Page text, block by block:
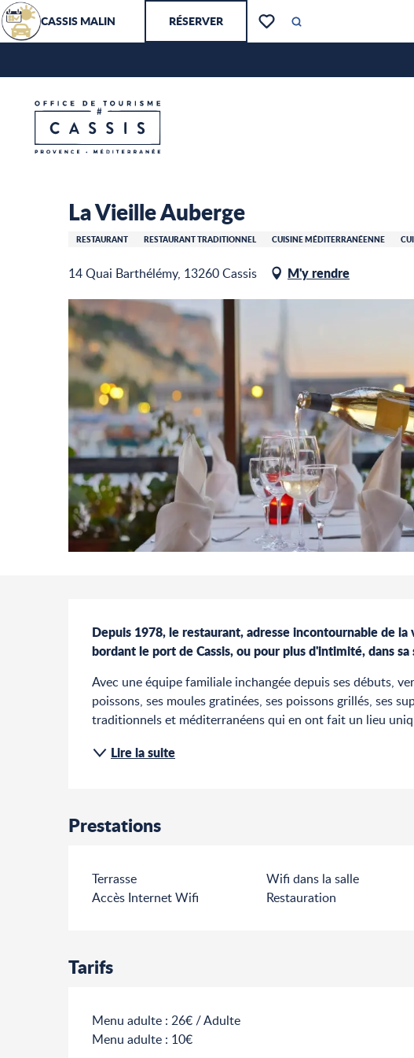
Aller
au
contenu
CASSIS MALIN RÉSERVER
Voir les favoris
Recherche
Accueil – Je prépare
La Vieille Auberge
RESTAURANT RESTAURANT TRADITIONNEL CUISINE MÉDITERRANÉENNE
14 Quai Barthélémy, 13260 Cassis M'y rendre
Description
Depuis 1978, le restaurant, adresse incontournable de
bordant le port de Cassis, ou pour plus d'intimité, dans
Avec une équipe familiale inchangée depuis ses débuts,
poissons, ses moules gratinées, ses poissons grillés, ses
traditionnels et méditerranéens qui en ont fait un lieu
Lire la suite
Prestations
Terrasse Wifi dans la salle
Accès Internet Wifi
Restauration
Tarifs
Menu adulte : 26€ / Adulte
Menu adulte : 10€